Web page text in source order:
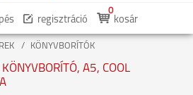
regisztráció kosár
0
KÖNYVBORÍTÓK
A5, COOL